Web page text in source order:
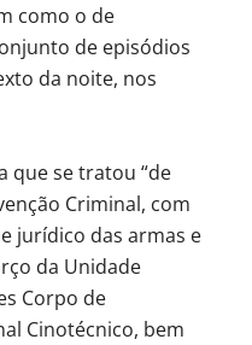
como o de
de episódios
da noite, nos
que se tratou “de
Criminal, com
jurídico das armas e
da Unidade
Corpo de
Cinotécnico, bem